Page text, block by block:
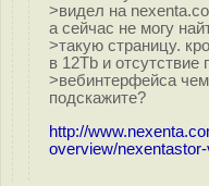
>видел на
а сейчас не могу
>такую страницу.
в 12Tb и
>вебинтерфейса
подскажите?
http://
overview/